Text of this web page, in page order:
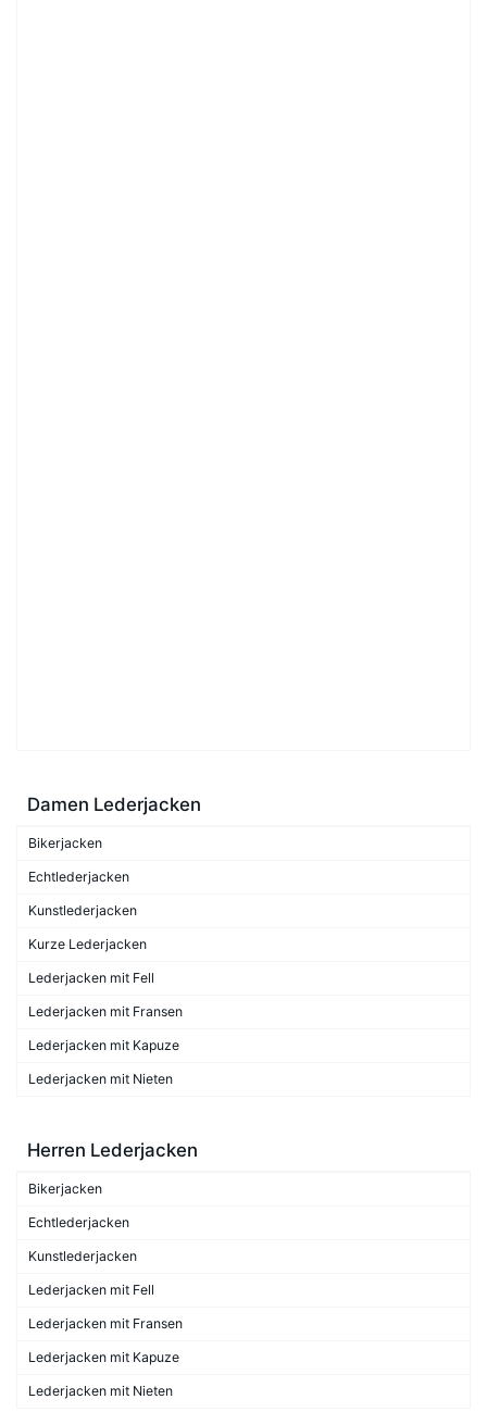
Damen Lederjacken
Bikerjacken
Echtlederjacken
Kunstlederjacken
Kurze Lederjacken
Lederjacken mit Fell
Lederjacken mit Fransen
Lederjacken mit Kapuze
Lederjacken mit Nieten
Herren Lederjacken
Bikerjacken
Echtlederjacken
Kunstlederjacken
Lederjacken mit Fell
Lederjacken mit Fransen
Lederjacken mit Kapuze
Lederjacken mit Nieten